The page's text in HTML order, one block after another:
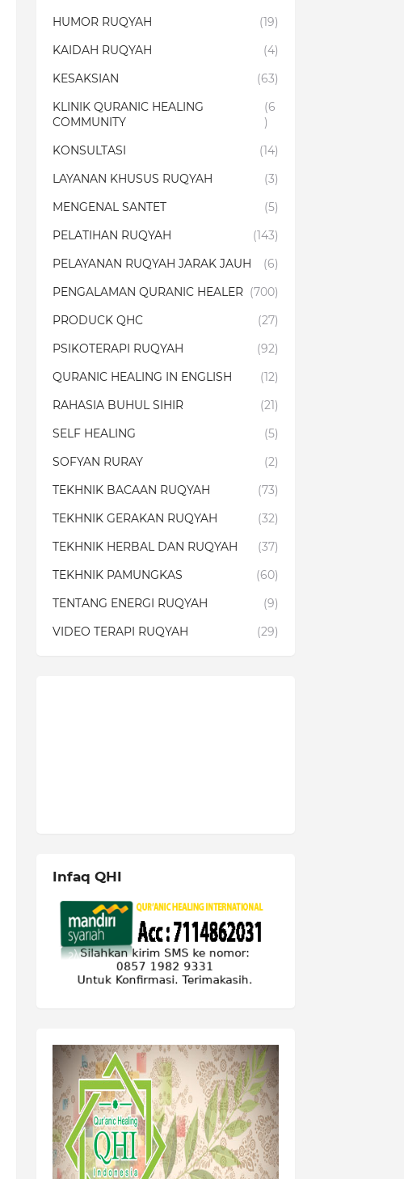
HUMOR RUQYAH
(19)
KAIDAH RUQYAH
(4)
KESAKSIAN
(63)
KLINIK QURANIC HEALING
COMMUNITY
(6
)
KONSULTASI
(14)
LAYANAN KHUSUS RUQYAH
(3)
MENGENAL SANTET
(5)
PELATIHAN RUQYAH
(143)
PELAYANAN RUQYAH JARAK JAUH
(6)
PENGALAMAN QURANIC HEALER (700)
PRODUCK QHC
(27)
PSIKOTERAPI RUQYAH
(92)
QURANIC HEALING IN ENGLISH
(12)
RAHASIA BUHUL SIHIR
(21)
SELF HEALING
(5)
SOFYAN RURAY
(2)
TEKHNIK BACAAN RUQYAH
(73)
TEKHNIK GERAKAN RUQYAH
(32)
TEKHNIK HERBAL DAN RUQYAH
(37)
TEKHNIK PAMUNGKAS
(60)
TENTANG ENERGI RUQYAH
(9)
VIDEO TERAPI RUQYAH
(29)
Infaq QHI